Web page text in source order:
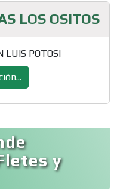
LOS OSITOS
LUIS POTOSI
y